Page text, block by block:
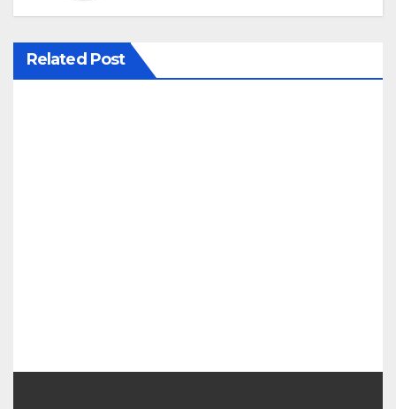
v
i
Related Post